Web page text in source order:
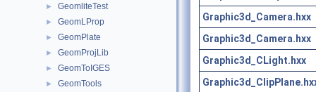
► GeomliteTest
► GeomLProp
► GeomPlate
► GeomProjLib
► GeomToIGES
► GeomTools
Graphic3d_Camera.hxx
Graphic3d_Camera.hxx
Graphic3d_CLight.hxx